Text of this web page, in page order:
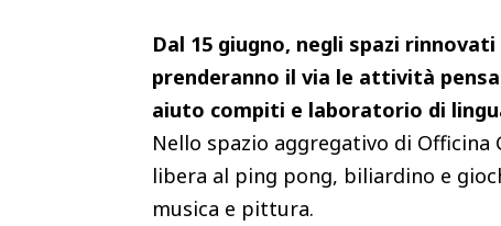
Dal 15 giugno, negli spazi
prenderanno il via le attività
aiuto compiti e laboratorio di
Nello spazio aggregativo di
libera al ping pong, biliardino e
musica e pittura.